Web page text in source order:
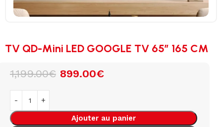
TV QD-Mini LED GOOGLE TV 65″ 165 CM
1,199.00€ 899.00€
Ajouter au panier